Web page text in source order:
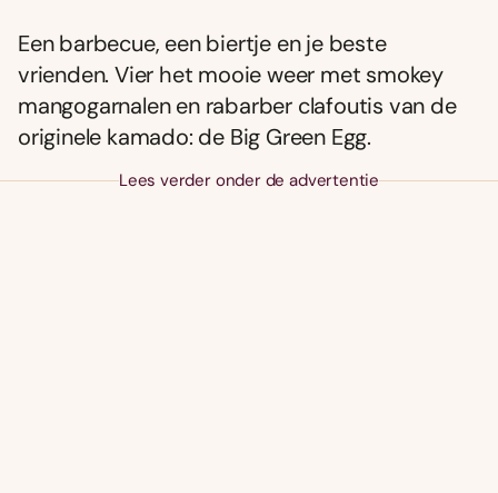
Een barbecue, een biertje en je beste
vrienden. Vier het mooie weer met smokey
mangogarnalen en rabarber clafoutis van de
originele kamado: de Big Green Egg.
Lees verder onder de advertentie